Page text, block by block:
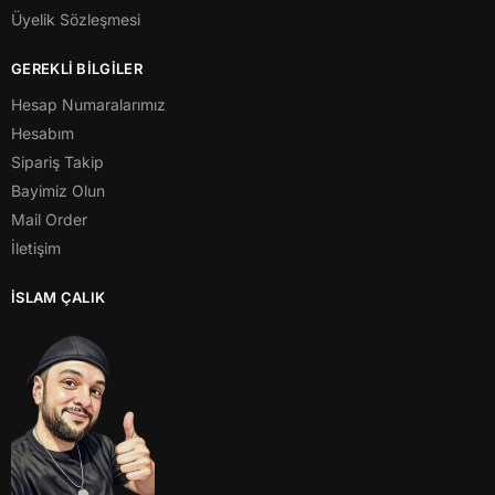
Üyelik Sözleşmesi
GEREKLİ BİLGİLER
Hesap Numaralarımız
Hesabım
Sipariş Takip
Bayimiz Olun
Mail Order
İletişim
İSLAM ÇALIK